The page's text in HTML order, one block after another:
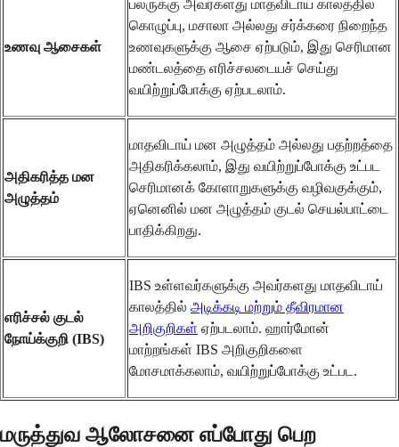
உணவு ஆசைகள்
பலருக்கு அவர்களது மாதவிடாய் காலத்தில்
கொழுப்பு, மசாலா அல்லது சர்க்கரை நிறைந்த
உணவுகளுக்கு ஆசை ஏற்படும், இது செரிமான
மண்டலத்தை எரிச்சலடையச் செய்து
வயிற்றுப்போக்கு ஏற்படலாம்.
அதிகரித்த மன
அழுத்தம்
மாதவிடாய் மன அழுத்தம் அல்லது பதற்றத்தை
அதிகரிக்கலாம், இது வயிற்றுப்போக்கு உட்பட
செரிமானக் கோளாறுகளுக்கு வழிவகுக்கும்,
ஏனெனில் மன அழுத்தம் குடல் செயல்பாட்டை
பாதிக்கிறது.
எரிச்சல் குடல்
நோய்க்குறி (IBS)
IBS உள்ளவர்களுக்கு அவர்களது மாதவிடாய்
காலத்தில் அடிக்கடி மற்றும் தீவிரமான
அறிகுறிகள் ஏற்படலாம். ஹார்மோன்
மாற்றங்கள் IBS அறிகுறிகளை
மோசமாக்கலாம், வயிற்றுப்போக்கு உட்பட.
மருத்துவ ஆலோசனை எப்போது பெற